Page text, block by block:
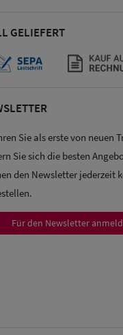
GELIEFERT
Sie als erste von neuen
Sie sich die besten
den Newsletter jederzeit
Für den Newsletter